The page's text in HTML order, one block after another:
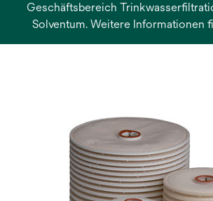
Geschäftsbereich
Solventum. Weitere Informationen